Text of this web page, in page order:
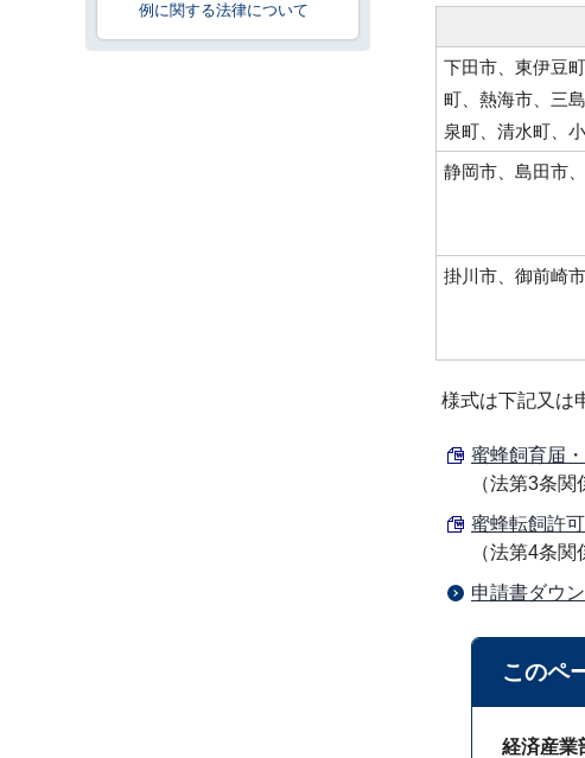
下田市、東伊豆
町、熱海市、三
泉町、清水町、
静岡市、島田市
掛川市、御前崎
様式は下記又は
蜜蜂飼育届
（法第3条関
蜜蜂転飼許
（法第4条関
申請書ダウ
このペ
経済産業
例に関する法律について